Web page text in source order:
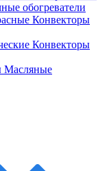
обогреватели
Конвекторы
Конвекторы
Масляные